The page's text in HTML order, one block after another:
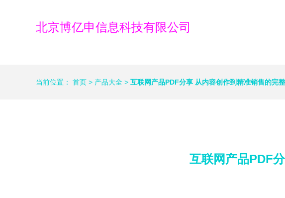
北京博亿申信息科技有限公司
当前位置： 首页 > 产品大全 > 互联网产品PDF分享 从内容创作到精准销售的完
互联网产品PDF